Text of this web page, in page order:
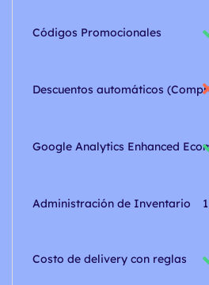
Códigos Promocionales
Descuentos automáticos
Google Analytics Enhanced
Administración de Inventario
Costo de delivery con reglas